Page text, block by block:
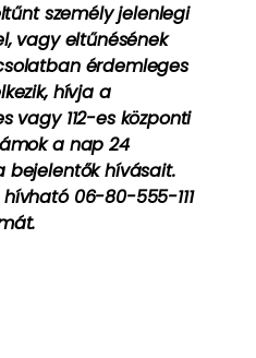
személy jelenlegi
vagy eltűnésének
érdemleges
hívja a
vagy 112-es központi
a nap 24
hívásait.
06-80-555-111